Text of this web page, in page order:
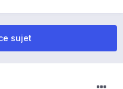
sujet